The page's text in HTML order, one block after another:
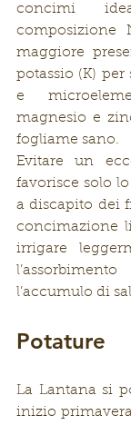
concimi
composizione
maggiore
potassio (K)
e
magnesio e
fogliame sano.
Evitare un
favorisce solo
a discapito dei
concimazione
irrigare
l’accumulo di
Potature
La Lantana si
inizio